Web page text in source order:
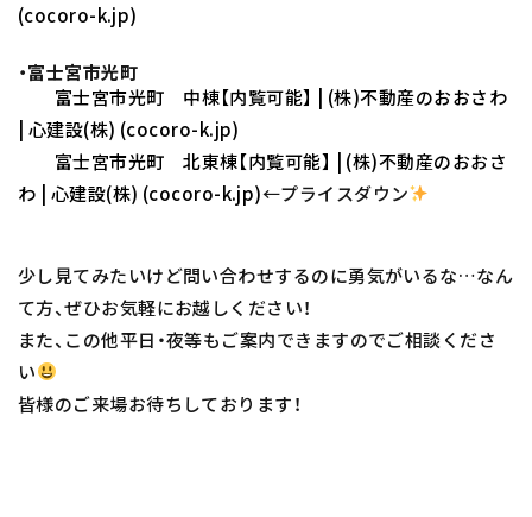
(cocoro-k.jp)
・富士宮市光町
富士宮市光町 中棟【内覧可能】 | (株)不動産のおおさわ
| 心建設(株) (cocoro-k.jp)
富士宮市光町 北東棟【内覧可能】 | (株)不動産のおおさ
わ | 心建設(株) (cocoro-k.jp)←プライスダウン
少し見てみたいけど問い合わせするのに勇気がいるな…なん
て方、ぜひお気軽にお越しください！
また、この他平日・夜等もご案内できますのでご相談くださ
い
皆様のご来場お待ちしております！